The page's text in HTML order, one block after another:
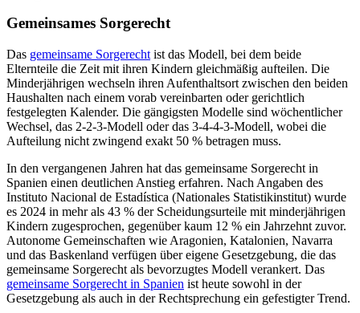
Gemeinsames Sorgerecht
Das gemeinsame Sorgerecht ist das Modell, bei dem beide
Elternteile die Zeit mit ihren Kindern gleichmäßig aufteilen. Die
Minderjährigen wechseln ihren Aufenthaltsort zwischen den beiden
Haushalten nach einem vorab vereinbarten oder gerichtlich
festgelegten Kalender. Die gängigsten Modelle sind wöchentlicher
Wechsel, das 2-2-3-Modell oder das 3-4-4-3-Modell, wobei die
Aufteilung nicht zwingend exakt 50 % betragen muss.
In den vergangenen Jahren hat das gemeinsame Sorgerecht in
Spanien einen deutlichen Anstieg erfahren. Nach Angaben des
Instituto Nacional de Estadística (Nationales Statistikinstitut) wurde
es 2024 in mehr als 43 % der Scheidungsurteile mit minderjährigen
Kindern zugesprochen, gegenüber kaum 12 % ein Jahrzehnt zuvor.
Autonome Gemeinschaften wie Aragonien, Katalonien, Navarra
und das Baskenland verfügen über eigene Gesetzgebung, die das
gemeinsame Sorgerecht als bevorzugtes Modell verankert. Das
gemeinsame Sorgerecht in Spanien ist heute sowohl in der
Gesetzgebung als auch in der Rechtsprechung ein gefestigter Trend.